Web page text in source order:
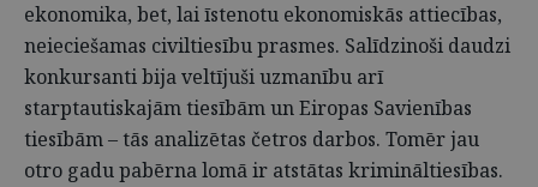
ekonomika, bet, lai īstenotu ekonomiskās attiecības,
neieciešamas civiltiesību prasmes. Salīdzinoši daudzi
konkursanti bija veltījuši uzmanību arī
starptautiskajām tiesībām un Eiropas Savienības
tiesībām – tās analizētas četros darbos. Tomēr jau
otro gadu pabērna lomā ir atstātas krimināltiesības.